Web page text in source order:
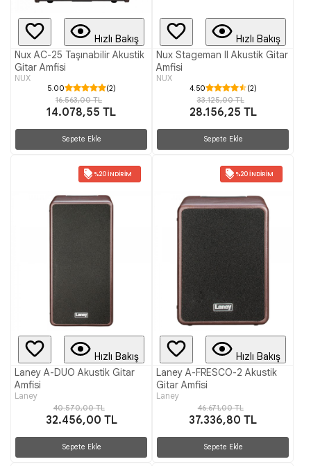
Hızlı Bakış
Nux AC-25 Taşınabilir Akustik
Gitar Amfisi
NUX
5.00
(2)
16.563,00 TL
14.078,55 TL
Sepete Ekle
Hızlı Bakış
Nux Stageman II Akustik Gitar
Amfisi
NUX
4.50
(2)
33.125,00 TL
28.156,25 TL
Sepete Ekle
%20 İNDIRIM
Hızlı Bakış
Laney A-DUO Akustik Gitar
Amfisi
Laney
40.570,00 TL
32.456,00 TL
Sepete Ekle
%20 İNDIRIM
Hızlı Bakış
Laney A-FRESCO-2 Akustik
Gitar Amfisi
Laney
46.671,00 TL
37.336,80 TL
Sepete Ekle